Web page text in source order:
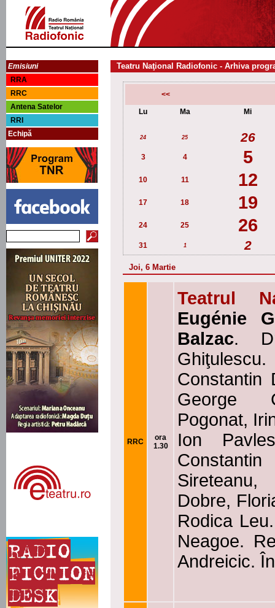
Emisiuni
RRA
RRC
Antena Satelor
RRI
Echipă
Teatru Naţional Radiofonic - Arhiva
<<
Lu
Ma Mi
24 25 26
3 4 5
10 11 12
17 18 19
24 25 26
31 1 2
Joi, 6 Martie
RRC
ora
1.30
Teatrul
Eugénie
Balzac.
Constantin
George
Pogonat,
Ion
Dobre,
Rodica
Neagoe.
Andreicic.